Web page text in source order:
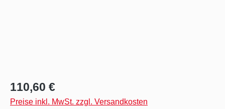
Regulärer Preis:
110,60 €
Preise inkl. MwSt. zzgl. Versandkosten